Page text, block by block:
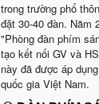
trong trường phổ
đặt 30-40 đàn. Năm
"Phòng đàn phím
tạo kết nối GV và
này đã được áp
quốc gia Việt Nam.